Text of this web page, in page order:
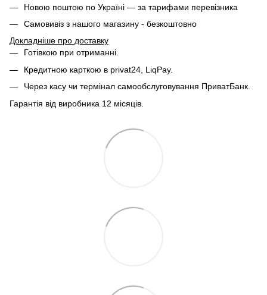
Новою поштою по Україні — за тарифами перевізника
Самовивіз з нашого магазину - безкоштовно
Докладніше про доставку
Готівкою при отриманні.
Кредитною карткою в privat24, LiqPay.
Через касу чи термінал самообслуговування ПриватБанк.
Гарантія від виробника 12 місяців.